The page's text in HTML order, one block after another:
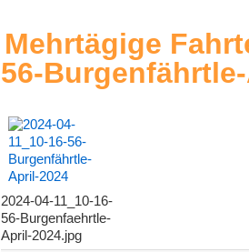
Mehrtägige
56-
2024-04-11_10-16-
56-Burgenfaehrtle-
April-2024.jpg